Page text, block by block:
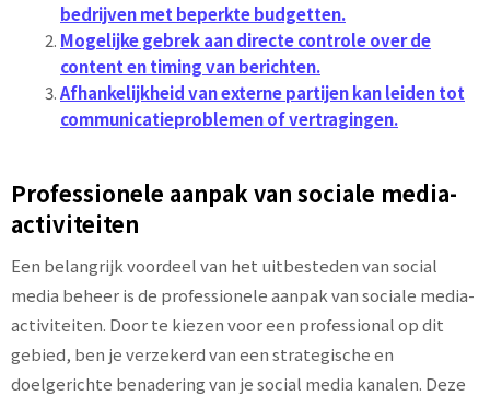
bedrijven met beperkte budgetten.
Mogelijke gebrek aan directe controle over de
content en timing van berichten.
Afhankelijkheid van externe partijen kan leiden tot
communicatieproblemen of vertragingen.
Professionele aanpak van sociale media-
activiteiten
Een belangrijk voordeel van het uitbesteden van social
media beheer is de professionele aanpak van sociale media-
activiteiten. Door te kiezen voor een professional op dit
gebied, ben je verzekerd van een strategische en
doelgerichte benadering van je social media kanalen. Deze